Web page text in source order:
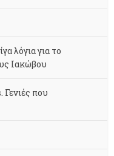
λόγια για το
Ιακώβου
που